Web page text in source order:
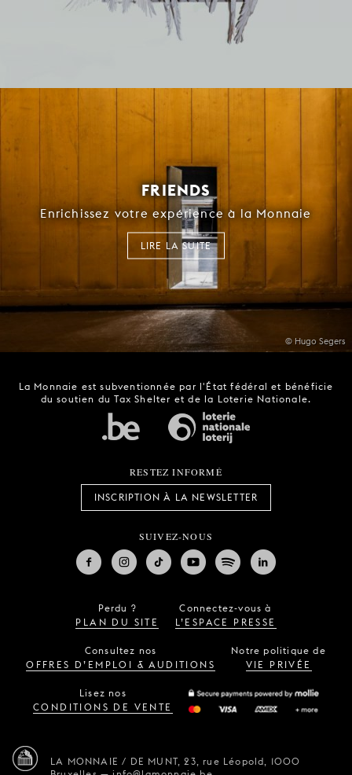
© Hugo Segers
FRIENDS
Enrichissez votre expérience à la Monnaie
LIRE LA SUITE
La Monnaie est subventionnée par l'État fédéral et bénéficie
du soutien du Tax Shelter et de la Loterie Nationale.
RESTEZ INFORMÉ
INSCRIPTION À LA NEWSLETTER
SUIVEZ-NOUS
Perdu ?
PLAN DU SITE
Connectez-vous à
L’ESPACE PRESSE
Consultez nos
OFFRES D’EMPLOI & AUDITIONS
Notre politique de
VIE PRIVÉE
Lisez nos
CONDITIONS DE VENTE
LA MONNAIE / DE MUNT, 23, rue Léopold, 1000